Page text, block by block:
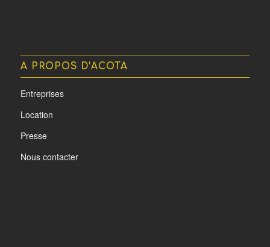
A PROPOS D’ACOTA
Entreprises
Location
Presse
Nous contacter